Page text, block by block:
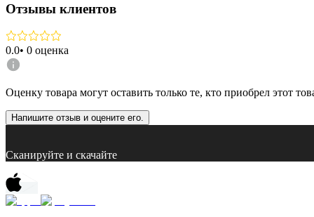
Отзывы клиентов
0.0• 0 оценка
Оценку товара могут оставить только те, кто приобрел этот
Напишите отзыв и оцените его.
Сканируйте и скачайте